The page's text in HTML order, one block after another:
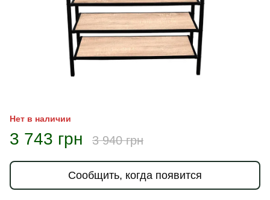
Нет в наличии
3 743 грн 3 940 грн
Сообщить, когда появится